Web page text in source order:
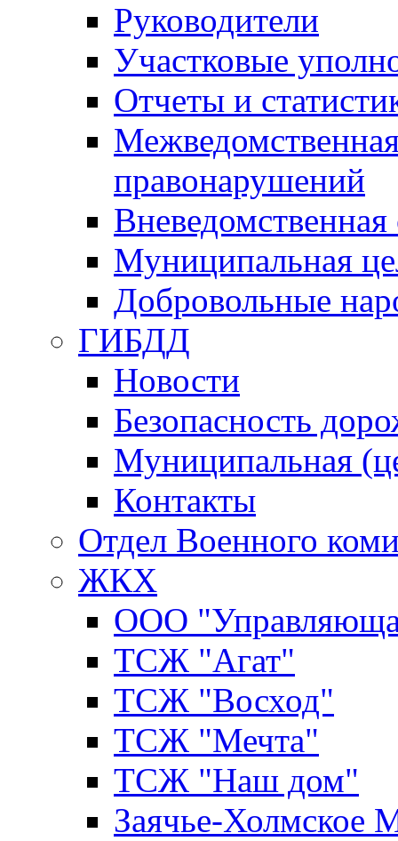
Руководители
Участковые
Отчеты и
правонарушений
Вневедомственная
Муниципальная
Добровольные
ГИБДД
Новости
Безопасность
Муниципальная
Контакты
Отдел Военного
ЖКХ
ООО
ТСЖ "Агат"
ТСЖ "Восход"
ТСЖ "Мечта"
ТСЖ "Наш дом"
Заячье-